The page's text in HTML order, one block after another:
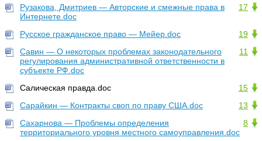
17
Рузакова, Дмитриев — Авторские и смежные права в
Интернете.doc
19
Русское гражданское право — Мейер.doc
11
Савин — О некоторых проблемах законодательного
регулирования административной ответственности в
субъекте РФ.doc
15
Салическая правда.doc
13
Сарайкин — Контракты своп по праву США.doc
8
Сахарнова — Проблемы определения
территориального уровня местного самоуправления.doc